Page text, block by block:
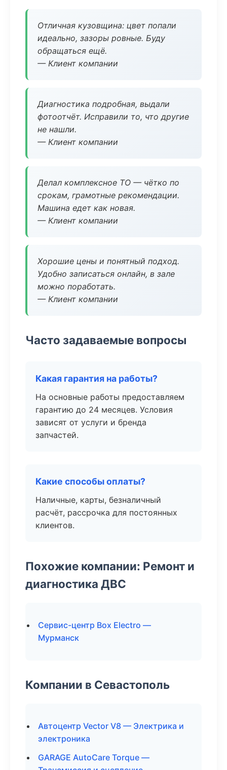
Отличная кузовщина: цвет попали
идеально, зазоры ровные. Буду
обращаться ещё.
— Клиент компании
Диагностика подробная, выдали
фотоотчёт. Исправили то, что другие
не нашли.
— Клиент компании
Делал комплексное ТО — чётко по
срокам, грамотные рекомендации.
Машина едет как новая.
— Клиент компании
Хорошие цены и понятный подход.
Удобно записаться онлайн, в зале
можно поработать.
— Клиент компании
Часто задаваемые вопросы
Какая гарантия на работы?
На основные работы предоставляем
гарантию до 24 месяцев. Условия
зависят от услуги и бренда
запчастей.
Какие способы оплаты?
Наличные, карты, безналичный
расчёт, рассрочка для постоянных
клиентов.
Похожие компании: Ремонт и
диагностика ДВС
Сервис-центр Box Electro —
Мурманск
Компании в Севастополь
Автоцентр Vector V8 — Электрика и
электроника
GARAGE AutoCare Torque —